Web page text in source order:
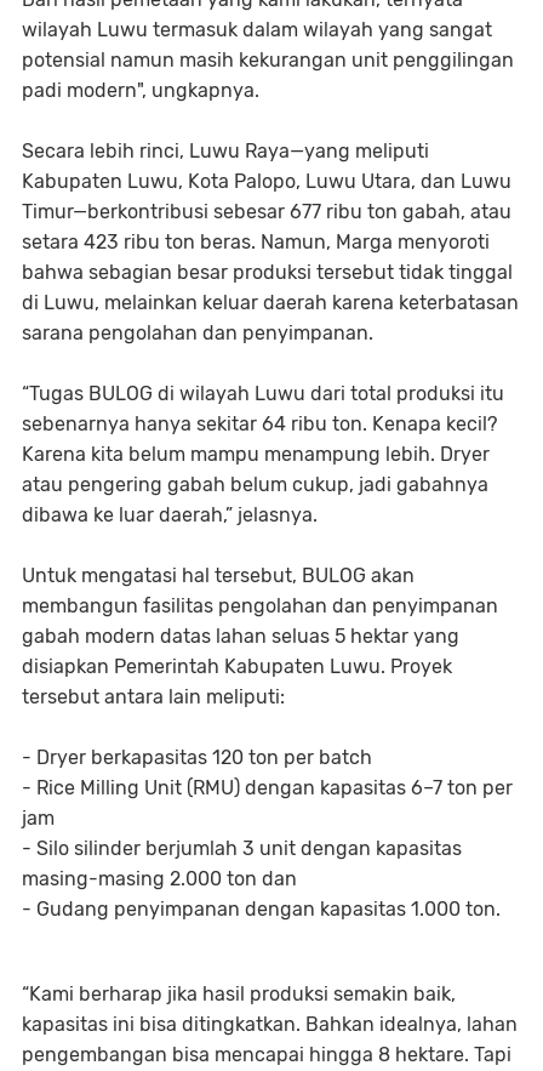
wilayah Luwu termasuk dalam wilayah yang sangat
potensial namun masih kekurangan unit penggilingan
padi modern", ungkapnya.
Secara lebih rinci, Luwu Raya—yang meliputi
Kabupaten Luwu, Kota Palopo, Luwu Utara, dan Luwu
Timur—berkontribusi sebesar 677 ribu ton gabah, atau
setara 423 ribu ton beras. Namun, Marga menyoroti
bahwa sebagian besar produksi tersebut tidak tinggal
di Luwu, melainkan keluar daerah karena keterbatasan
sarana pengolahan dan penyimpanan.
“Tugas BULOG di wilayah Luwu dari total produksi itu
sebenarnya hanya sekitar 64 ribu ton. Kenapa kecil?
Karena kita belum mampu menampung lebih. Dryer
atau pengering gabah belum cukup, jadi gabahnya
dibawa ke luar daerah,” jelasnya.
Untuk mengatasi hal tersebut, BULOG akan
membangun fasilitas pengolahan dan penyimpanan
gabah modern datas lahan seluas 5 hektar yang
disiapkan Pemerintah Kabupaten Luwu. Proyek
tersebut antara lain meliputi:
- Dryer berkapasitas 120 ton per batch
- Rice Milling Unit (RMU) dengan kapasitas 6–7 ton per
jam
- Silo silinder berjumlah 3 unit dengan kapasitas
masing-masing 2.000 ton dan
- Gudang penyimpanan dengan kapasitas 1.000 ton.
“Kami berharap jika hasil produksi semakin baik,
kapasitas ini bisa ditingkatkan. Bahkan idealnya, lahan
pengembangan bisa mencapai hingga 8 hektare. Tapi